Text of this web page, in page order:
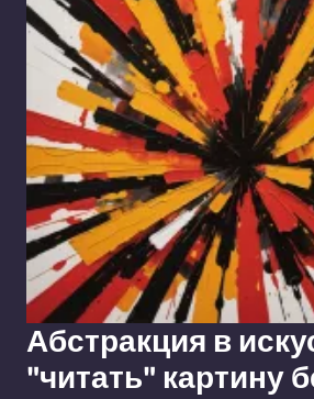
Абстракция в
"читать" картину